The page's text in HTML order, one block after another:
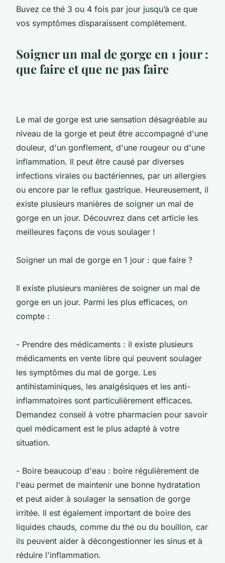
Buvez ce thé 3 ou 4 fois par jour jusqu’à ce que
vos symptômes disparaissent complètement.
Soigner un mal de gorge en 1 jour :
que faire et que ne pas faire
Le mal de gorge est une sensation désagréable au
niveau de la gorge et peut être accompagné d'une
douleur, d'un gonflement, d'une rougeur ou d'une
inflammation. Il peut être causé par diverses
infections virales ou bactériennes, par un allergies
ou encore par le reflux gastrique. Heureusement, il
existe plusieurs manières de soigner un mal de
gorge en un jour. Découvrez dans cet article les
meilleures façons de vous soulager !
Soigner un mal de gorge en 1 jour : que faire ?
Il existe plusieurs manières de soigner un mal de
gorge en un jour. Parmi les plus efficaces, on
compte :
- Prendre des médicaments : il existe plusieurs
médicaments en vente libre qui peuvent soulager
les symptômes du mal de gorge. Les
antihistaminiques, les analgésiques et les anti-
inflammatoires sont particulièrement efficaces.
Demandez conseil à votre pharmacien pour savoir
quel médicament est le plus adapté à votre
situation.
- Boire beaucoup d'eau : boire régulièrement de
l'eau permet de maintenir une bonne hydratation
et peut aider à soulager la sensation de gorge
irritée. Il est également important de boire des
liquides chauds, comme du thé ou du bouillon, car
ils peuvent aider à décongestionner les sinus et à
réduire l'inflammation.